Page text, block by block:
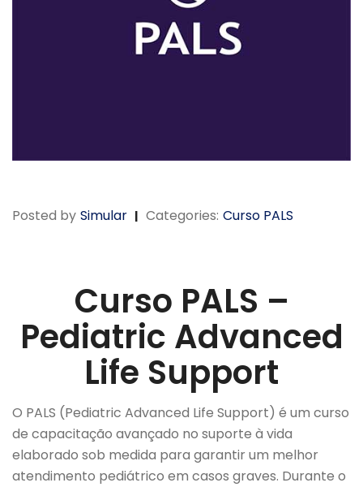
Posted by Simular Categories: Curso PALS
Curso PALS –
Pediatric Advanced
Life Support
O PALS (Pediatric Advanced Life Support) é um curso
de capacitação avançado no suporte à vida
elaborado sob medida para garantir um melhor
atendimento pediátrico em casos graves. Durante o